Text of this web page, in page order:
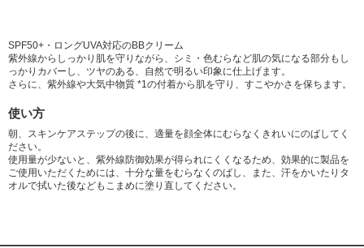
SPF50+・ロングUVA対応のBBクリーム
紫外線からしっかり肌を守りながら、シミ・色むらなど肌の気になる部分もし
っかりカバーし、ツヤのある、自然で明るい印象に仕上げます。
さらに、紫外線や大気中物質 *1の付着から肌を守り、すこやかさを保ちます。
使い方
朝、スキンケアステップの後に、適量を顔全体にむらなくきれいにのばしてく
ださい。
使用量が少ないと、紫外線防御効果が得られにくくなるため、効果的に製品を
ご使用いただくためには、十分な量をむらなくのばし、また、汗をかいたりタ
オルで拭いた後などもこまめに塗り直してください。